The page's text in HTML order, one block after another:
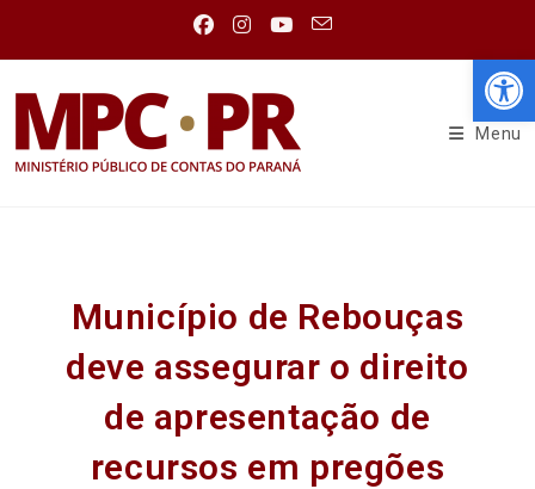
Menu
Município de Rebouças
deve assegurar o direito
de apresentação de
recursos em pregões